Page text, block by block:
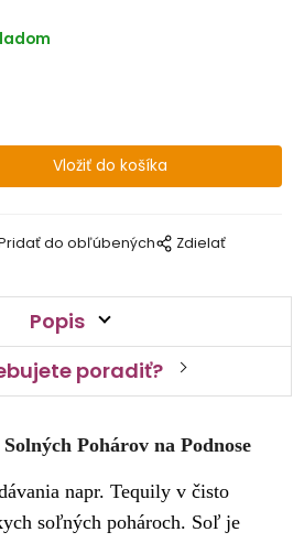
do obľúbených Zdielať
Popis
poradiť?
Pohárov na Podnose
napr. Tequily v čisto
soľných pohároch. Soľ je